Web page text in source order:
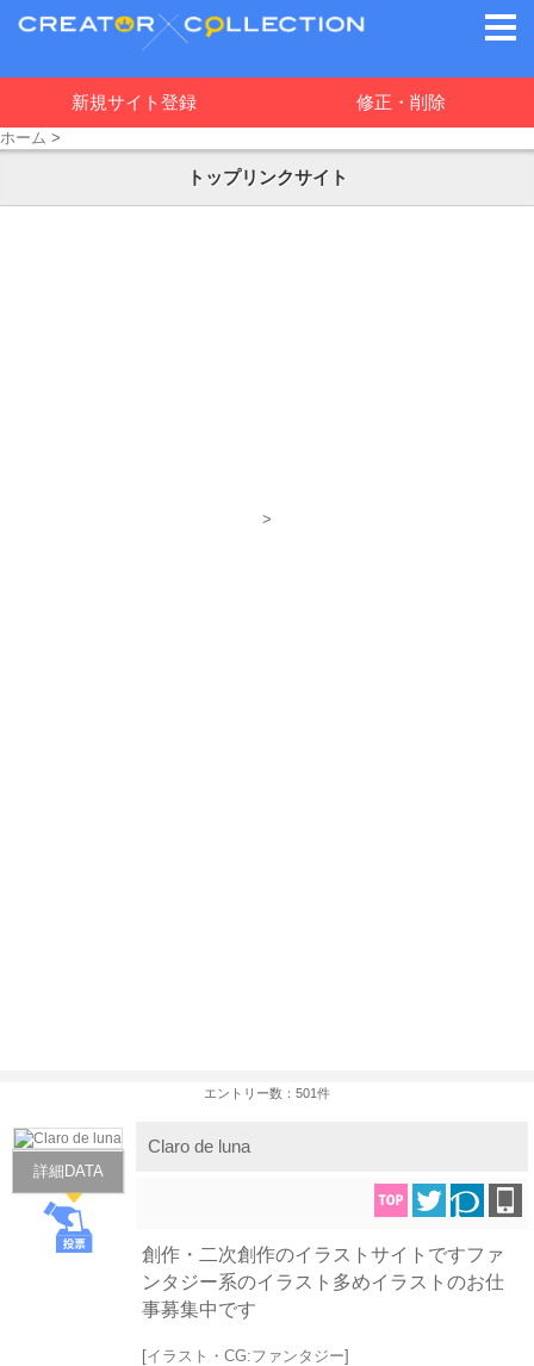
新規サイト登録 修正・削除
ホーム >
トップリンクサイト
>
エントリー数：501件
詳細DATA
Claro de luna
創作・二次創作のイラストサイトですファ
ンタジー系のイラスト多めイラストのお仕
事募集中です
[イラスト・CG:ファンタジー]